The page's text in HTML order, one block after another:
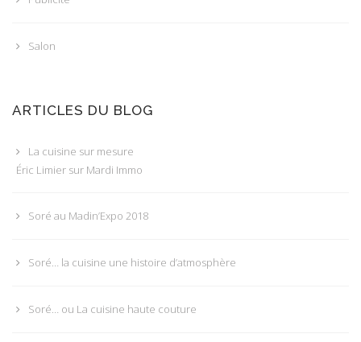
Salon
ARTICLES DU BLOG
La cuisine sur mesure
Éric Limier sur Mardi Immo
Soré au Madin’Expo 2018
Soré… la cuisine une histoire d’atmosphère
Soré… ou La cuisine haute couture